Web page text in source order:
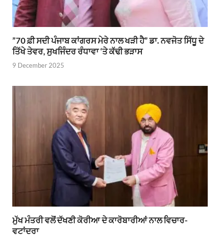
”70 ਫ਼ੀ ਸਦੀ ਪੰਜਾਬ ਕਾਂਗਰਸ ਮੇਰੇ ਨਾਲ ਖੜੀ ਹੈ” ਡਾ. ਨਵਜੋਤ ਸਿੱਧੂ ਦੇ
ਤਿੱਖੇ ਤੇਵਰ, ਸੁਖਜਿੰਦਰ ਰੰਧਾਵਾ ‘ਤੇ ਕੱਢੀ ਭੜਾਸ
9 December 2025
ਮੁੱਖ ਮੰਤਰੀ ਵਲੋਂ ਦੱਖਣੀ ਕੋਰੀਆ ਦੇ ਕਾਰੋਬਾਰੀਆਂ ਨਾਲ ਵਿਚਾਰ-
ਵਟਾਂਦਰਾ